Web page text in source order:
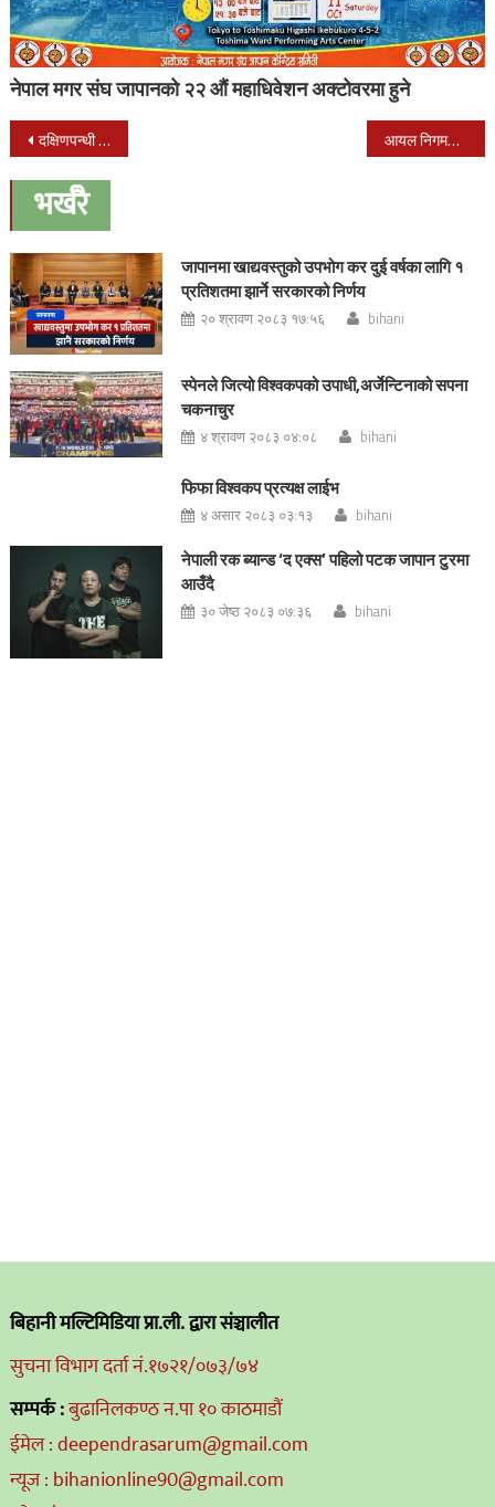
नेपाल मगर संघ जापानको २२ औं महाधिवेशन अक्टोवरमा हुने
Post
navigation
दक्षिणपन्थी अवसरवादी गठबन्धनलाई वाम गठबन्धन भन्न सकिदैन् : वैद्य आयल निगमका खड्कालाई निर्देशकबाट नहटाउन सर्वोच्चको अन्तरिम आदेश
भर्खरै
जापानमा खाद्यवस्तुको उपभोग कर दुई वर्षका लागि १
प्रतिशतमा झार्ने सरकारको निर्णय
२० श्रावण २०८३ १७:५६ bihani
स्पेनले जित्यो विश्वकपको उपाधी,अर्जेन्टिनाको सपना
चकनाचुर
४ श्रावण २०८३ ०४:०८ bihani
फिफा विश्वकप प्रत्यक्ष लाईभ
४ असार २०८३ ०३:१३ bihani
नेपाली रक ब्यान्ड ‘द एक्स’ पहिलो पटक जापान टुरमा
आउँदै
३० जेष्ठ २०८३ ०७:३६ bihani
बिहानी मल्टिमिडिया प्रा.ली. द्वारा संञ्चालीत
सुचना विभाग दर्ता नं.१७२१/०७३/७४
सम्पर्क :बुढानिलकण्ठ न.पा १० काठमाडौं
ईमेल : deependrasarum@gmail.com
न्यूज : bihanionline90@gmail.com